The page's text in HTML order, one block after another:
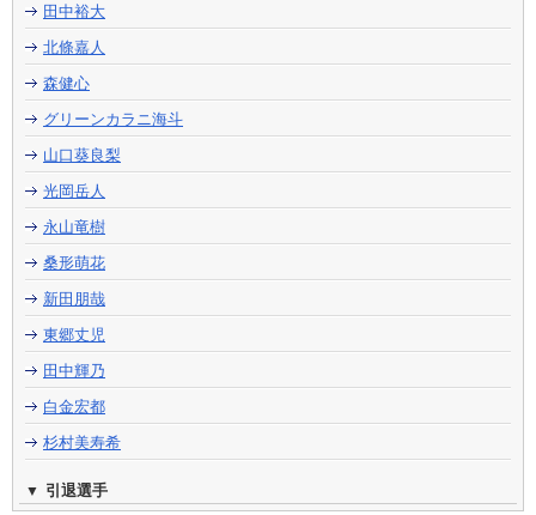
田中裕大
北條嘉人
森健心
グリーンカラニ海斗
山口葵良梨
光岡岳人
永山竜樹
桑形萌花
新田朋哉
東郷丈児
田中輝乃
白金宏都
杉村美寿希
引退選手